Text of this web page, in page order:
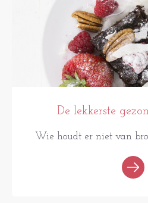
De lekkerste
Wie houdt er niet van